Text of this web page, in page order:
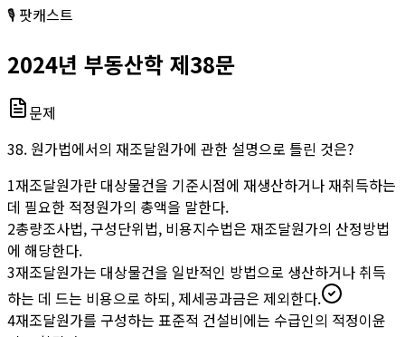
🎙️ 팟캐스트
2024년 부동산학 제38문
문제
38. 원가법에서의 재조달원가에 관한 설명으로 틀린 것은?
1재조달원가란 대상물건을 기준시점에 재생산하거나 재취득하는
데 필요한 적정원가의 총액을 말한다.
2총량조사법, 구성단위법, 비용지수법은 재조달원가의 산정방법
에 해당한다.
3재조달원가는 대상물건을 일반적인 방법으로 생산하거나 취득
하는 데 드는 비용으로 하되, 제세공과금은 제외한다.
4재조달원가를 구성하는 표준적 건설비에는 수급인의 적정이윤